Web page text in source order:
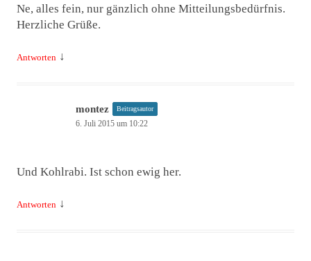
Ne, alles fein, nur gänzlich ohne Mitteilungsbedürfnis.
Herzliche Grüße.
Antworten ↓
montez Beitragsautor
6. Juli 2015 um 10:22
Und Kohlrabi. Ist schon ewig her.
Antworten ↓